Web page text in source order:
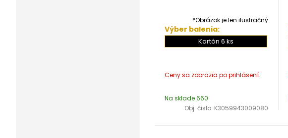
*Obrázok je len ilustračný
Výber balenia:
Kartón 6 ks
Na sklade 660
Obj. čislo: K3059943009080